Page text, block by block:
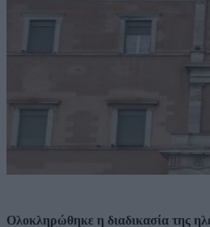
Ολοκληρώθηκε η διαδικασία της